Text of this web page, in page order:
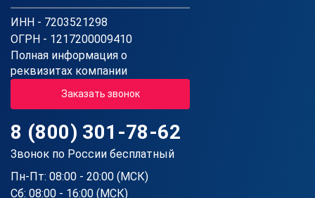
ИНН - 7203521298
ОГРН - 1217200009410
Полная информация о
реквизитах компании
Заказать звонок
8 (800) 301-78-62
Звонок по России бесплатный
Пн-Пт: 08:00 - 20:00 (МСК)
Сб: 08:00 - 16:00 (МСК)